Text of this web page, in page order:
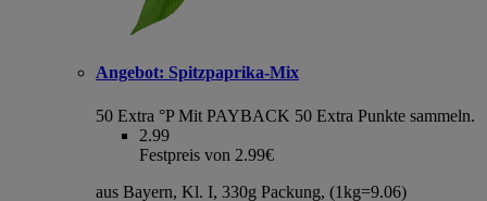
Angebot: Spitzpaprika-Mix
50 Extra °P Mit PAYBACK 50 Extra Punkte sammeln.
2.99
Festpreis von 2.99€
aus Bayern, Kl. I, 330g Packung, (1kg=9.06)